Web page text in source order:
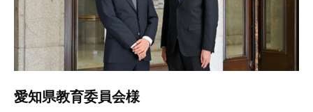
愛知県教育委員会様